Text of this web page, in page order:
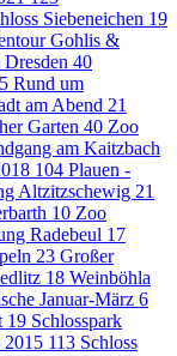
Siebeneichen 19
Gohlis &
40
Rund um
am Abend 21
Garten 40 Zoo
am Kaitzbach
104 Plauen -
Altzitzschewig 21
10 Zoo
Radebeul 17
23 Großer
18 Weinböhla
Januar-März 6
19 Schlosspark
2015 113 Schloss